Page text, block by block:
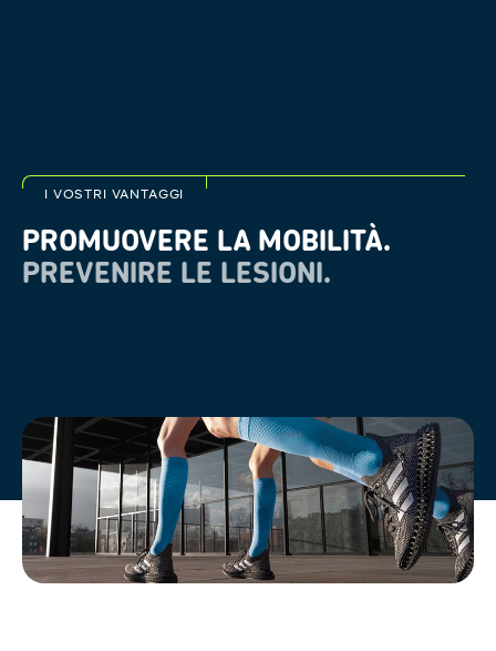
I VOSTRI VANTAGGI
PROMUOVERE LA MOBILITÀ.
PREVENIRE LE LESIONI.